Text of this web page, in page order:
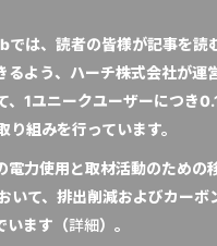
は、読者の皆様が記事を読
るよう、ハーチ株式会社が運
、1ユニークユーザーにつき
組みを行っています。
電力使用と取材活動のための
いて、排出削減およびカーボ
います（詳細）。